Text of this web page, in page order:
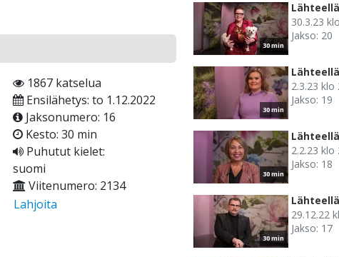
1867 katselua
Ensilähetys: to 1.12.2022
Jaksonumero: 16
Kesto: 30 min
Puhutut kielet:
suomi
Viitenumero: 2134
Lahjoita
30 min
Lähteellä
30.3.23
Jakso: 20
30 min
Lähteellä
2.3.23 klo
Jakso: 19
30 min
Lähteellä
2.2.23 klo
Jakso: 18
30 min
Lähteellä
29.12.22
Jakso: 17